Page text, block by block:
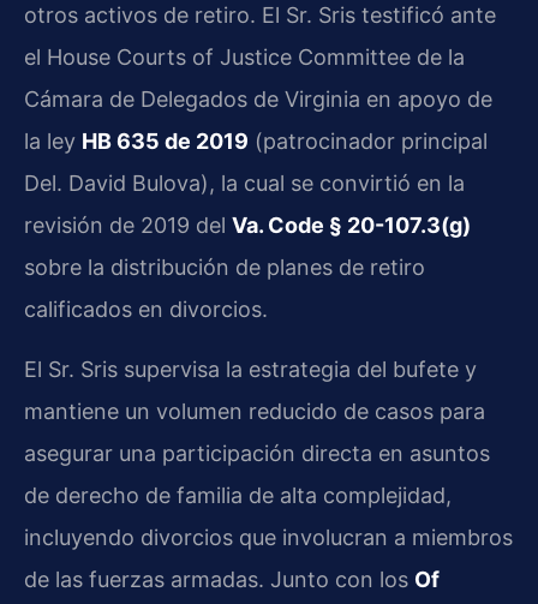
otros activos de retiro. El Sr. Sris testificó ante
el House Courts of Justice Committee de la
Cámara de Delegados de Virginia en apoyo de
la ley HB 635 de 2019 (patrocinador principal
Del. David Bulova), la cual se convirtió en la
revisión de 2019 del Va. Code § 20-107.3(g)
sobre la distribución de planes de retiro
calificados en divorcios.
El Sr. Sris supervisa la estrategia del bufete y
mantiene un volumen reducido de casos para
asegurar una participación directa en asuntos
de derecho de familia de alta complejidad,
incluyendo divorcios que involucran a miembros
de las fuerzas armadas. Junto con los Of